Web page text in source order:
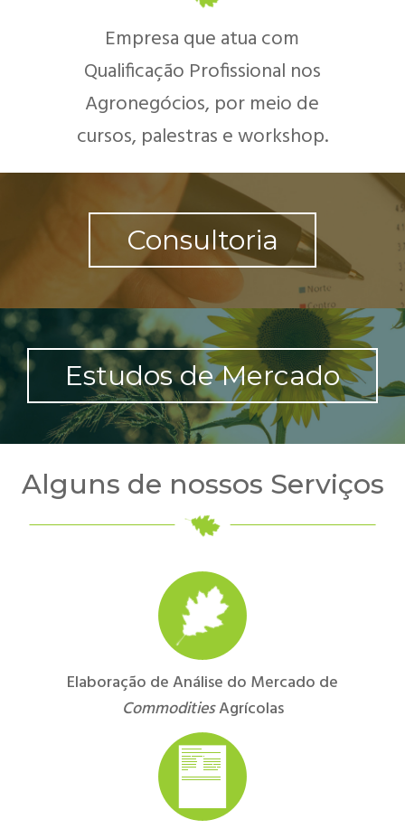
Empresa que atua com
Qualificação Profissional nos
Agronegócios, por meio de
cursos, palestras e workshop.
Consultoria
Estudos de Mercado
Alguns de nossos Serviços
Elaboração de Análise do Mercado de
CommoditiesAgrícolas